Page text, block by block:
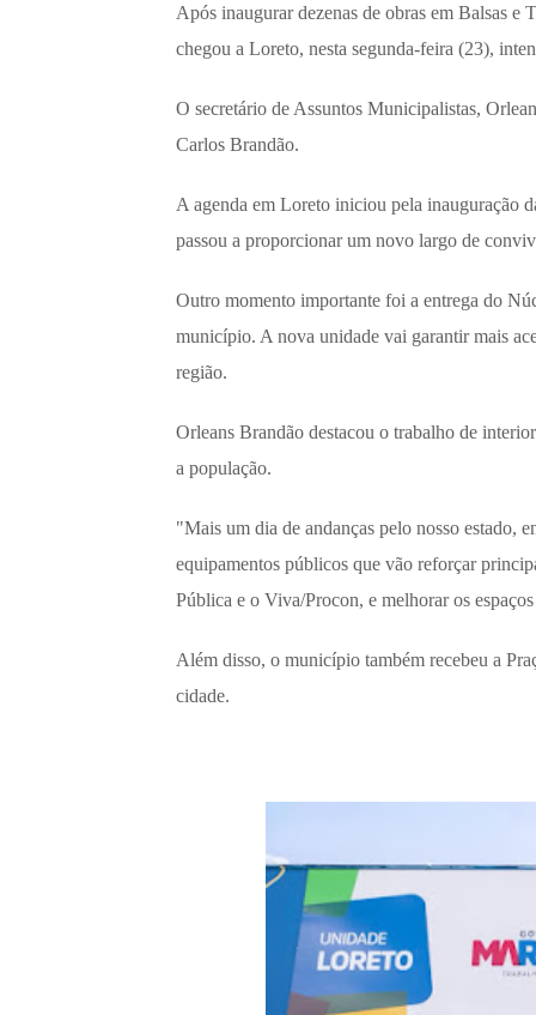
Após inaugurar dezenas de obras em Balsas
chegou a Loreto, nesta segunda-feira (23),
O secretário de Assuntos Municipalistas,
Carlos Brandão.
A agenda em Loreto iniciou pela inauguração
passou a proporcionar um novo largo de
Outro momento importante foi a entrega do
município. A nova unidade vai garantir mais
região.
Orleans Brandão destacou o trabalho de
a população.
"Mais um dia de andanças pelo nosso estado,
equipamentos públicos que vão reforçar
Pública e o Viva/Procon, e melhorar os
Além disso, o município também recebeu a
cidade.